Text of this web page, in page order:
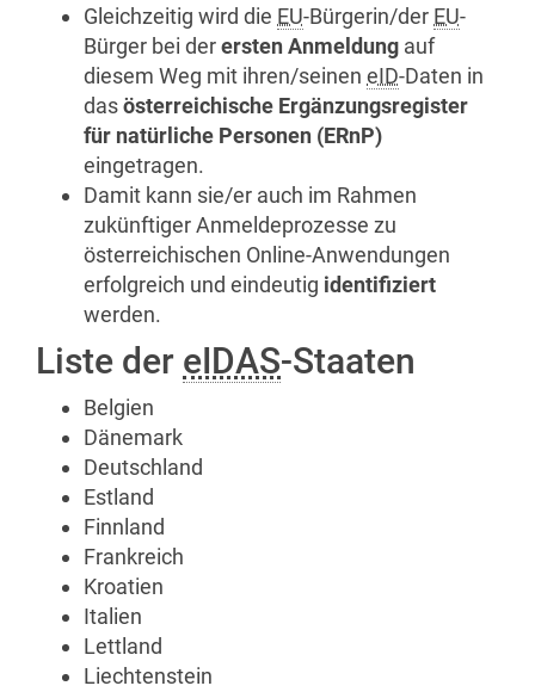
Gleichzeitig wird die EU-Bürgerin/der EU-
Bürger bei derersten Anmeldung auf
diesem Weg mit ihren/seinen eID-Daten in
dasösterreichische Ergänzungsregister
für natürliche Personen (ERnP)
eingetragen.
Damit kann sie/er auch im Rahmen
zukünftiger Anmeldeprozesse zu
österreichischen Online-Anwendungen
erfolgreich und eindeutig identifiziert
werden.
Liste der eIDAS-Staaten
Belgien
Dänemark
Deutschland
Estland
Finnland
Frankreich
Kroatien
Italien
Lettland
Liechtenstein